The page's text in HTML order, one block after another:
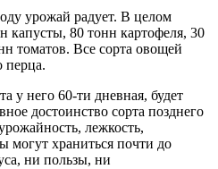
урожай радует. В целом
капусты, 80 тонн картофеля, 30
томатов. Все сорта овощей
перца.
у него 60-ти дневная, будет
достоинство сорта позднего
лежкость,
могут храниться почти до
ни пользы, ни